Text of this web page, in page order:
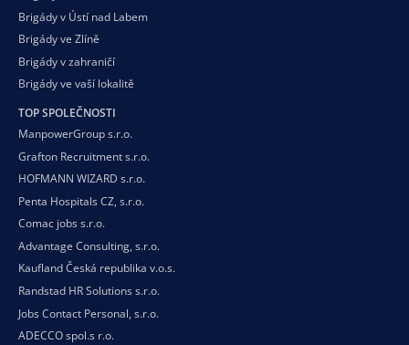
Brigády v Ústí nad Labem
Brigády ve Zlíně
Brigády v zahraničí
Brigády ve vaší lokalitě
TOP SPOLEČNOSTI
ManpowerGroup s.r.o.
Grafton Recruitment s.r.o.
HOFMANN WIZARD s.r.o.
Penta Hospitals CZ, s.r.o.
Comac jobs s.r.o.
Advantage Consulting, s.r.o.
Kaufland Česká republika v.o.s.
Randstad HR Solutions s.r.o.
Jobs Contact Personal, s.r.o.
ADECCO spol.s r.o.